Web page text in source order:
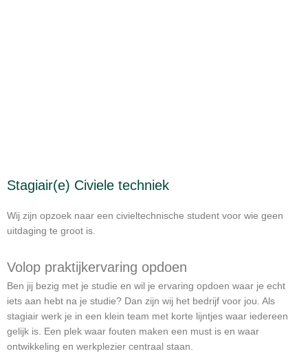
Stagiair(e) Civiele techniek
Wij zijn opzoek naar een civieltechnische student voor wie geen
uitdaging te groot is.
Volop praktijkervaring opdoen
Ben jij bezig met je studie en wil je ervaring opdoen waar je echt
iets aan hebt na je studie? Dan zijn wij het bedrijf voor jou. Als
stagiair werk je in een klein team met korte lijntjes waar iedereen
gelijk is. Een plek waar fouten maken een must is en waar
ontwikkeling en werkplezier centraal staan.